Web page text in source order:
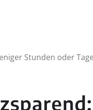
Stunden oder